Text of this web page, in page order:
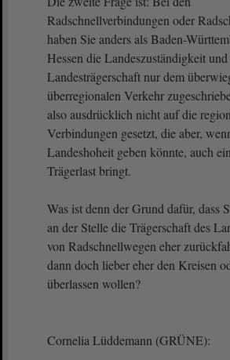
Radschnellverbindungen oder
haben Sie anders als Baden-
Hessen die Landeszuständigkeit
Landesträgerschaft nur dem
überregionalen Verkehr
also ausdrücklich nicht auf die
Verbindungen gesetzt, die aber,
Landeshoheit geben könnte, auch
Trägerlast bringt.
Was ist denn der Grund dafür, dass
an der Stelle die Trägerschaft des
von Radschnellwegen eher
dann doch lieber eher den Kreisen
überlassen wollen?
Cornelia Lüddemann (GRÜNE):